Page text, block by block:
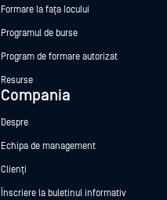
Formare la fața locului
Programul de burse
Program de formare autorizat
Resurse
Compania
Despre
Echipa de management
Clienți
Înscriere la buletinul informativ